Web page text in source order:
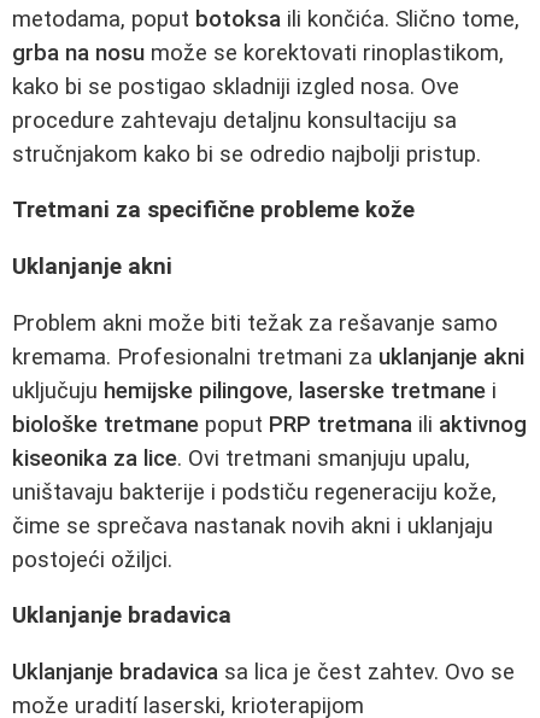
metodama, poput botoksa ili končića. Slično tome,
grba na nosu može se korektovati rinoplastikom,
kako bi se postigao skladniji izgled nosa. Ove
procedure zahtevaju detaljnu konsultaciju sa
stručnjakom kako bi se odredio najbolji pristup.
Tretmani za specifične probleme kože
Uklanjanje akni
Problem akni može biti težak za rešavanje samo
kremama. Profesionalni tretmani za uklanjanje akni
uključuju hemijske pilingove, laserske tretmane i
biološke tretmane poput PRP tretmana ili aktivnog
kiseonika za lice. Ovi tretmani smanjuju upalu,
uništavaju bakterije i podstiču regeneraciju kože,
čime se sprečava nastanak novih akni i uklanjaju
postojeći ožiljci.
Uklanjanje bradavica
Uklanjanje bradavica sa lica je čest zahtev. Ovo se
može uradití laserski, krioterapijom